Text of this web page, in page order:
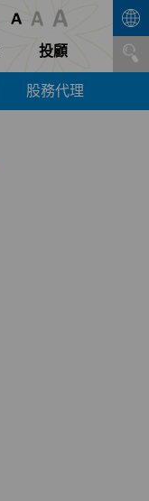
投顧
股務代理